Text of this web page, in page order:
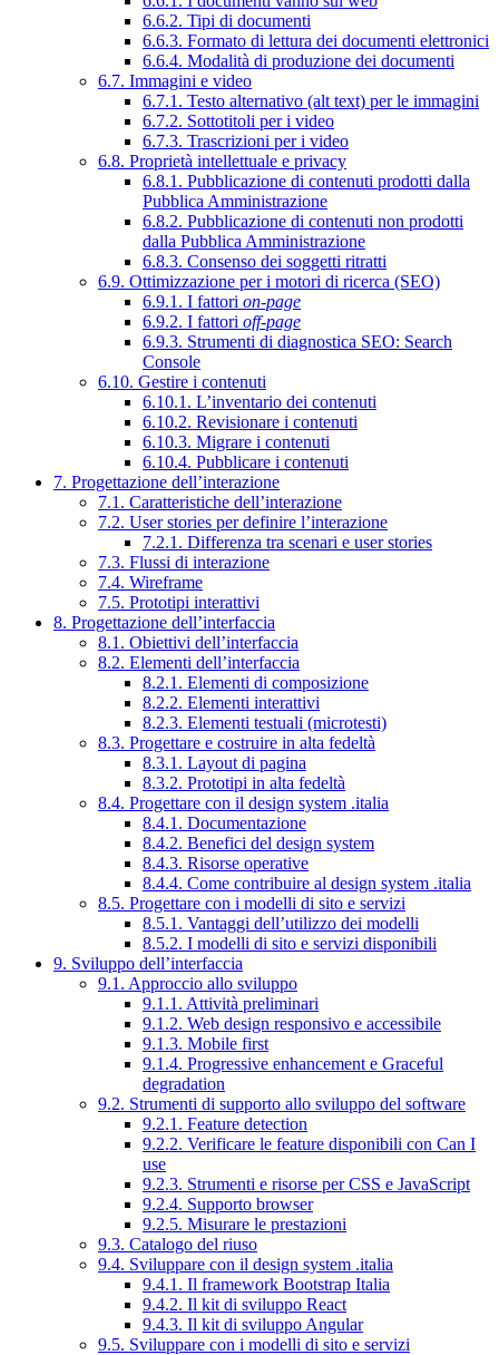
6.6.2. Tipi di documenti
6.6.3. Formato di lettura dei documenti elettronici
6.6.4. Modalità di produzione dei documenti
6.7. Immagini e video
6.7.1. Testo alternativo (alt text) per le immagini
6.7.2. Sottotitoli per i video
6.7.3. Trascrizioni per i video
6.8. Proprietà intellettuale e privacy
6.8.1. Pubblicazione di contenuti prodotti dalla
Pubblica Amministrazione
6.8.2. Pubblicazione di contenuti non prodotti
dalla Pubblica Amministrazione
6.8.3. Consenso dei soggetti ritratti
6.9. Ottimizzazione per i motori di ricerca (SEO)
6.9.1. I fattori on-page
6.9.2. I fattori off-page
6.9.3. Strumenti di diagnostica SEO: Search
Console
6.10. Gestire i contenuti
6.10.1. L’inventario dei contenuti
6.10.2. Revisionare i contenuti
6.10.3. Migrare i contenuti
6.10.4. Pubblicare i contenuti
7. Progettazione dell’interazione
7.1. Caratteristiche dell’interazione
7.2. User stories per definire l’interazione
7.2.1. Differenza tra scenari e user stories
7.3. Flussi di interazione
7.4. Wireframe
7.5. Prototipi interattivi
8. Progettazione dell’interfaccia
8.1. Obiettivi dell’interfaccia
8.2. Elementi dell’interfaccia
8.2.1. Elementi di composizione
8.2.2. Elementi interattivi
8.2.3. Elementi testuali (microtesti)
8.3. Progettare e costruire in alta fedeltà
8.3.1. Layout di pagina
8.3.2. Prototipi in alta fedeltà
8.4. Progettare con il design system .italia
8.4.1. Documentazione
8.4.2. Benefici del design system
8.4.3. Risorse operative
8.4.4. Come contribuire al design system .italia
8.5. Progettare con i modelli di sito e servizi
8.5.1. Vantaggi dell’utilizzo dei modelli
8.5.2. I modelli di sito e servizi disponibili
9. Sviluppo dell’interfaccia
9.1. Approccio allo sviluppo
9.1.1. Attività preliminari
9.1.2. Web design responsivo e accessibile
9.1.3. Mobile first
9.1.4. Progressive enhancement e Graceful
degradation
9.2. Strumenti di supporto allo sviluppo del software
9.2.1. Feature detection
9.2.2. Verificare le feature disponibili con Can I
use
9.2.3. Strumenti e risorse per CSS e JavaScript
9.2.4. Supporto browser
9.2.5. Misurare le prestazioni
9.3. Catalogo del riuso
9.4. Sviluppare con il design system .italia
9.4.1. Il framework Bootstrap Italia
9.4.2. Il kit di sviluppo React
9.4.3. Il kit di sviluppo Angular
9.5. Sviluppare con i modelli di sito e servizi